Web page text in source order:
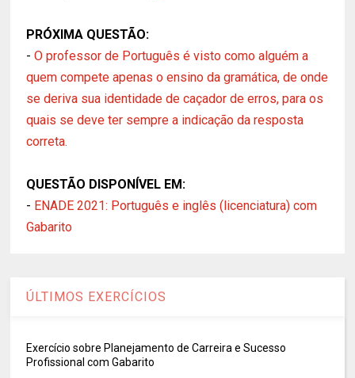
PRÓXIMA QUESTÃO:
-O professor de Português é visto como alguém a
quem compete apenas o ensino da gramática, de onde
se deriva sua identidade de caçador de erros, para os
quais se deve ter sempre a indicação da resposta
correta.
QUESTÃO DISPONÍVEL EM:
- ENADE 2021: Português e inglês (licenciatura) com
Gabarito
ÚLTIMOS EXERCÍCIOS
Exercício sobre Planejamento de Carreira e Sucesso
Profissional com Gabarito